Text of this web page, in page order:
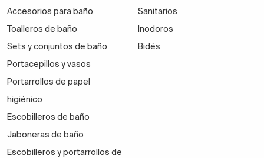
Accesorios para baño
Toalleros de baño
Sets y conjuntos de baño
Portacepillos y vasos
Portarrollos de papel
higiénico
Escobilleros de baño
Jaboneras de baño
Escobilleros y portarrollos de
Sanitarios
Inodoros
Bidés